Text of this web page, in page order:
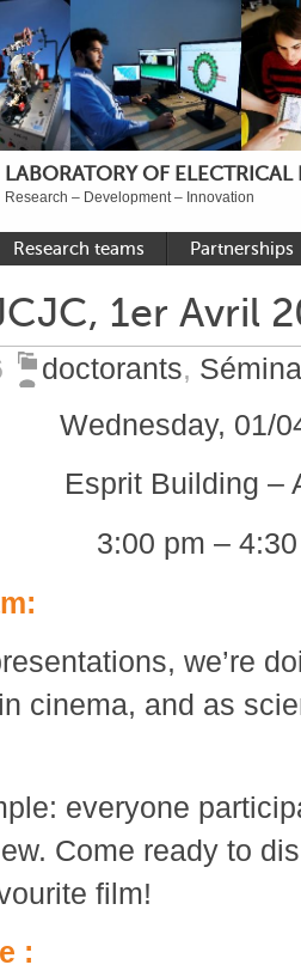
LABORATORY OF
Research – Development – Innovation
Research teams
Power Electronics
Numerical Tools and
Methods
Power System
Partnerships
International
Industrial
1er Avril
doctorants,
Wednesday, 01/
Esprit Building –
3:00 pm –
we’re
cinema, and as
everyone
Come ready to
film!
: